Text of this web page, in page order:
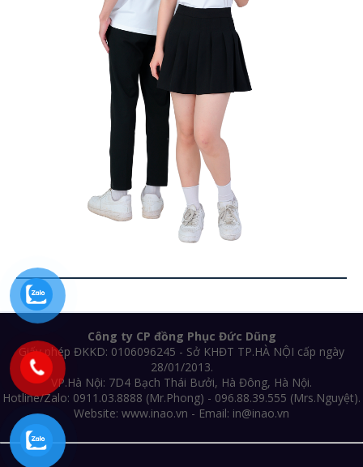
Công ty CP đồng Phục Đức Dũng
Giấy phép ĐKKD: 0106096245 - Sở KHĐT TP.HÀ NỘI cấp ngày
28/01/2013.
VP.Hà Nội: 7D4 Bạch Thái Bưởi, Hà Đông, Hà Nội.
Hotline/Zalo: 0911.03.8888 (Mr.Phong) - 096.88.39.555 (Mrs.Nguyệt).
Website: www.inao.vn - Email: in@inao.vn